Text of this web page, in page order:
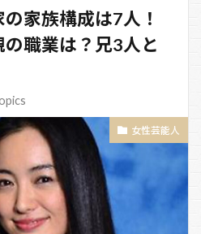
家族構成は7人！
職業は？兄3人と
女性芸能人